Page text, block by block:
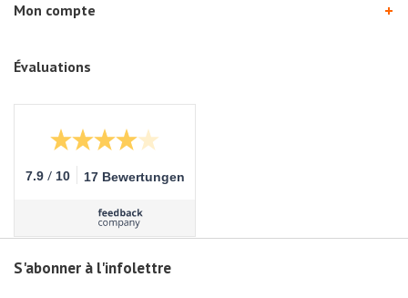
Mon compte
Évaluations
7.9 / 10 17 Bewertungen
S'abonner à l'infolettre